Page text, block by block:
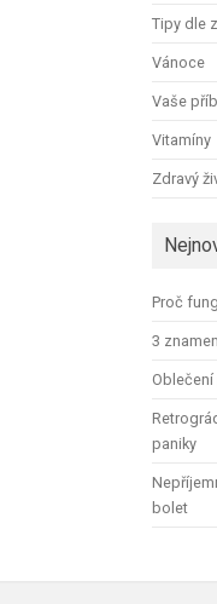
Tipy dle
Vánoce
Vaše
Vitamíny
Zdravý
Proč
3
paniky
bolet